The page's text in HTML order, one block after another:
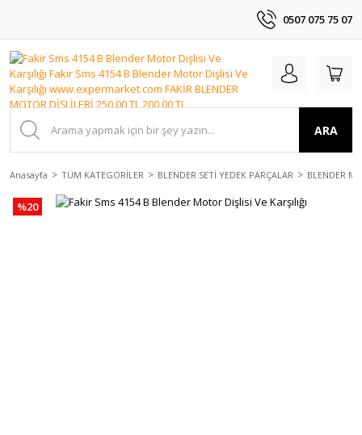
0507 075 75 07
ARA
Anasayfa TÜM KATEGORİLER BLENDER SETİ YEDEK PARÇALAR BLENDER
%20